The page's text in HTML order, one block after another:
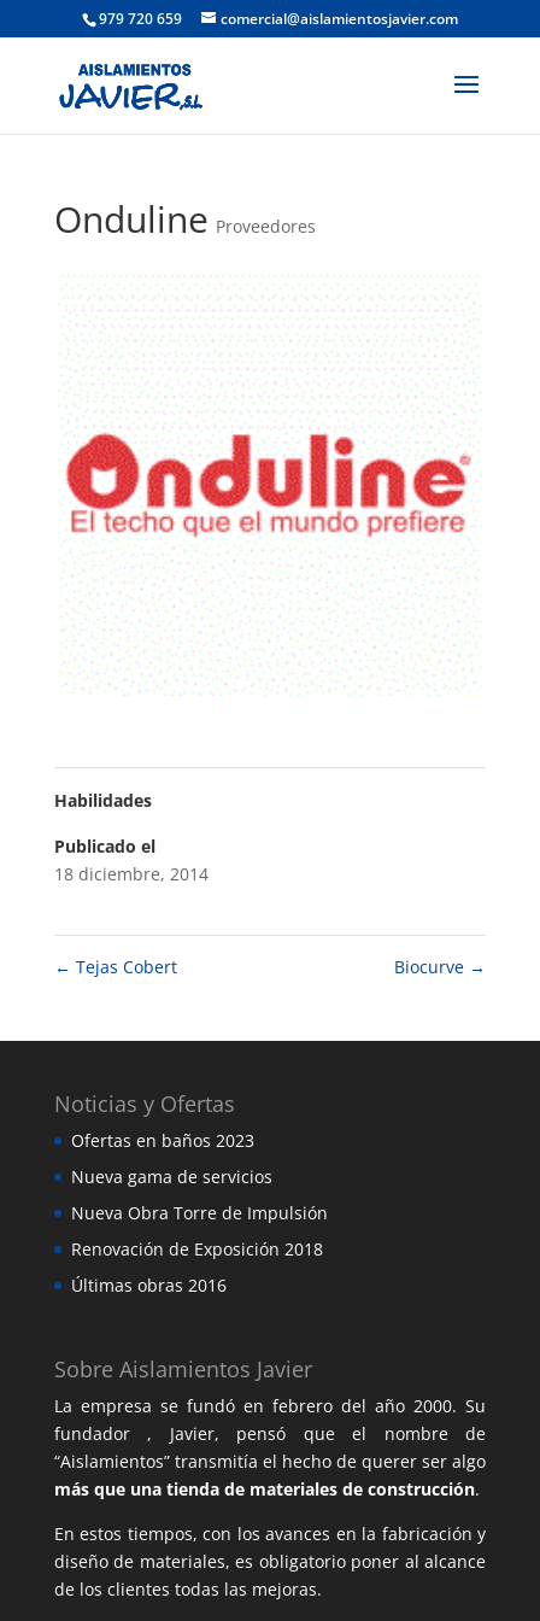
979 720 659 comercial@aislamientosjavier.com
Onduline Proveedores
Habilidades
Publicado el
18 diciembre, 2014
← Tejas Cobert Biocurve →
Noticias y Ofertas
Ofertas en baños 2023
Nueva gama de servicios
Nueva Obra Torre de Impulsión
Renovación de Exposición 2018
Últimas obras 2016
Sobre Aislamientos Javier
La empresa se fundó en febrero del año 2000. Su
fundador , Javier, pensó que el nombre de
“Aislamientos” transmitía el hecho de querer ser algo
más que una tienda de materiales de construcción.
En estos tiempos, con los avances en la fabricación y
diseño de materiales, es obligatorio poner al alcance
de los clientes todas las mejoras.